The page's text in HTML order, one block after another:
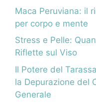
Maca Peruviana: il
per corpo e mente
Stress e Pelle:
Riflette sul Viso
Il Potere del
la Depurazione del
Generale